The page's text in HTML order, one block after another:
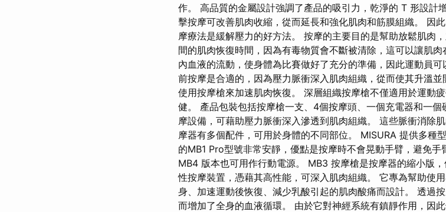
作。 高品質的金屬設計強調了產品的吸引力，乾淨的 T 形設計
擊按摩可改善肌肉收縮，從而延長和強化肌肉和筋膜組織。 因
摩療法是緩解壓力的好方法。 按摩的主要目的是幫助放鬆肌肉
間的肌肉恢復時間，因為有毒物質會不斷被清除，這可以讓肌
內血液的流動，使身體為比賽做好了充分的準備，因此運動員
前按摩是合適的，因為壓力脈衝深入肌肉組織，從而使其升溫
使用按摩槍來加速肌肉恢復。 深層組織按摩槍不僅適用於運動
健。 產品包裝​​包括按摩槍一支、4個按摩頭、一個充電器和一
摩設備，可藉助壓力脈衝深入滲透到肌肉組織。 這些脈衝消除
摩器有多個配件，可用於身體的不同部位。 MISURA 提供多種
的MB1 Pro型號非常安靜，優點是按摩時不會晃動手臂，避免手
MB4 版本也可用作行動電源。 MB3 按摩槍是按摩器的縮小版
性按摩裝置，憑藉其高性能，可深入肌肉組織。 它專為幫助使
身、加速運動後恢復、減少乳酸引起的肌肉酸痛而設計。 透過
而增加了全身的血液循環。 由於它對神經系統有鎮靜作用，因